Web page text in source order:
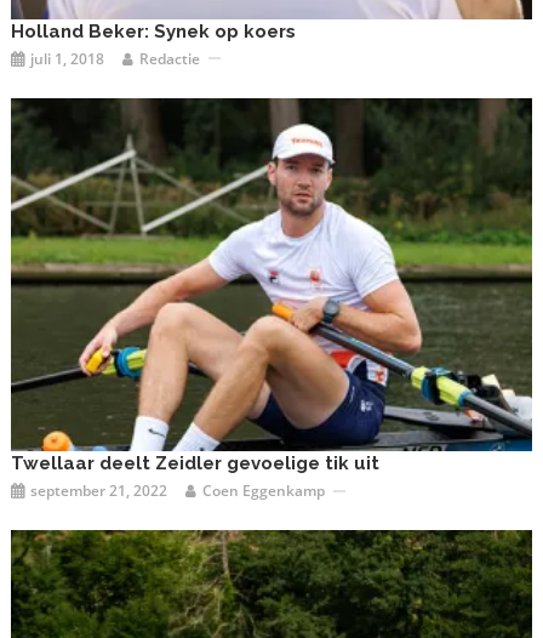
Holland Beker: Synek op koers
juli 1, 2018 Redactie
Twellaar deelt Zeidler gevoelige tik uit
september 21, 2022 Coen Eggenkamp